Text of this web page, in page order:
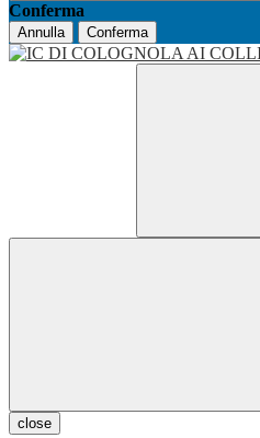
Conferma
Annulla Conferma
close